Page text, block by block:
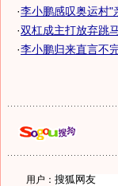
·李小鹏感叹奥运村"
·双杠成主打放弃跳
·李小鹏归来直言不
用户：